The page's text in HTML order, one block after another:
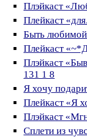
Плэйкаст
Плейкаст
Быть любимой
Плейкаст
Плэйкаст
131 1 8
Я хочу
Плейкаст «Я
Плэйкаст
Сплети из